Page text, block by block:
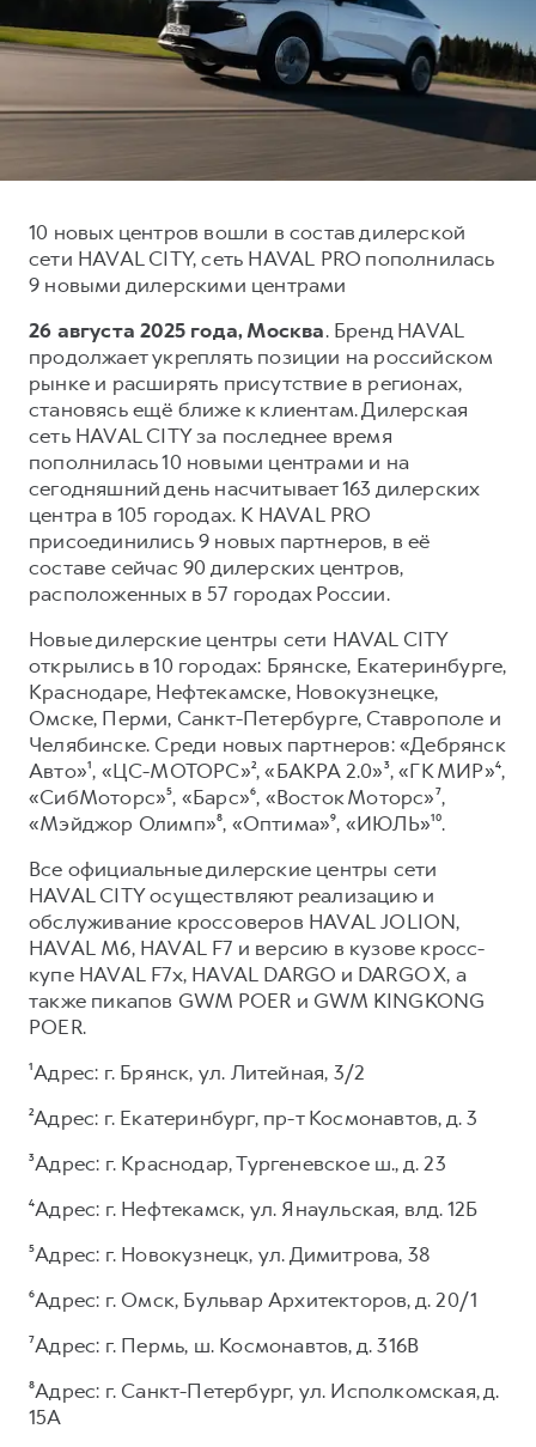
от 3 199 000 ₽
DARGO X
от 3 499 000 ₽
F7 F7X
от 3 449 000 ₽
Тест-драйв
Страхование
Кредит
КОРПОРАТИВНЫМ КЛИЕНТАМ
Для малого бизнеса
Корпоративным клиентам
Крупным корпоративным клиентам
Система управления автопарком
Сервис для корпоративных клиентов
HAVAL Лизинг
АКСЕССУАРЫ HAVAL
Автомобильные аксессуары
Коллекция CITY
Коллекция Базовая
Коллекция Детская
СЕРВИСНОЕ ОБСЛУЖИВАНИЕ
Программа «Помощь на дороге»
ПОДДЕРЖКА
Гарантия HAVAL
Мобильное приложение GWM
Программа «HAVAL Защита+»
Руководства по эксплуатации
Подписки
АКСЕССУАРЫ HAVAL
Коллекция CITY
Коллекция Базовая
Коллекция Детская
ИНФОРМАЦИЯ О ДИЛЕРЕ
Наша команда
10 новых центров вошли в состав дилерской
сети HAVAL CITY, сеть HAVAL PRO пополнилась
9 новыми дилерскими центрами
26 августа 2025 года, Москва. Бренд HAVAL
продолжает укреплять позиции на российском
рынке и расширять присутствие в регионах,
становясь ещё ближе к клиентам. Дилерская
сеть HAVAL CITY за последнее время
пополнилась 10 новыми центрами и на
сегодняшний день насчитывает 163 дилерских
центра в 105 городах. К HAVAL PRO
присоединились 9 новых партнеров, в её
составе сейчас 90 дилерских центров,
расположенных в 57 городах России.
Новые дилерские центры сети HAVAL CITY
открылись в 10 городах: Брянске, Екатеринбурге,
Краснодаре, Нефтекамске, Новокузнецке,
Омске, Перми, Санкт-Петербурге, Ставрополе и
Челябинске. Среди новых партнеров: «Дебрянск
Авто»¹, «ЦС-МОТОРС»², «БАКРА 2.0»³, «ГК МИР»⁴,
«СибМоторс»⁵, «Барс»⁶, «Восток Моторс»⁷,
«Мэйджор Олимп»⁸, «Оптима»⁹, «ИЮЛЬ»¹⁰.
Все официальные дилерские центры сети
HAVAL CITY осуществляют реализацию и
обслуживание кроссоверов HAVAL JOLION,
HAVAL М6, HAVAL F7 и версию в кузове кросс-
купе HAVAL F7x, HAVAL DARGO и DARGO X, а
также пикапов GWM POER и GWM KINGKONG
POER.
¹Адрес: г. Брянск, ул. Литейная, 3/2
²Адрес: г. Екатеринбург, пр-т Космонавтов, д. 3
³Адрес: г. Краснодар, Тургеневское ш., д. 23
⁴Адрес: г. Нефтекамск, ул. Янаульская, влд. 12Б
⁵Адрес: г. Новокузнецк, ул. Димитрова, 38
⁶Адрес: г. Омск, Бульвар Архитекторов, д. 20/1
⁷Адрес: г. Пермь, ш. Космонавтов, д. 316В
⁸Адрес: г. Санкт-Петербург, ул. Исполкомская, д.
15А